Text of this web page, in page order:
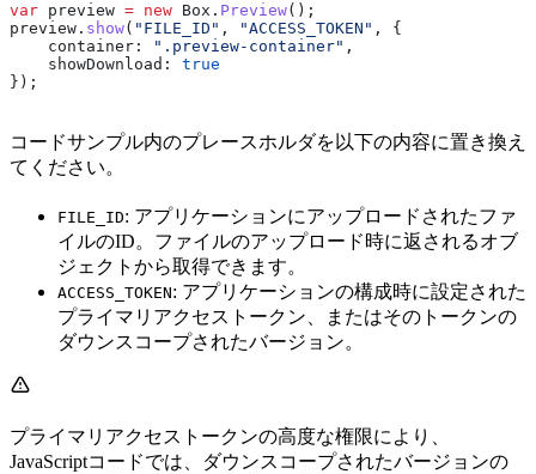
var preview = new Box . Preview();
preview . show( "FILE_ID" , "ACCESS_TOKEN" , {
    container:
".preview-container" ,
    showDownload:
true
});
コードサンプル内のプレースホルダを以下の内容に置き換え
てください。
FILE_ID: アプリケーションにアップロードされたファ
イルのID。ファイルのアップロード時に返されるオブ
ジェクトから取得できます。
ACCESS_TOKEN: アプリケーションの構成時に設定された
プライマリアクセストークン、またはそのトークンの
ダウンスコープされたバージョン。
プライマリアクセストークンの高度な権限により、
JavaScriptコードでは、ダウンスコープされたバージョンの